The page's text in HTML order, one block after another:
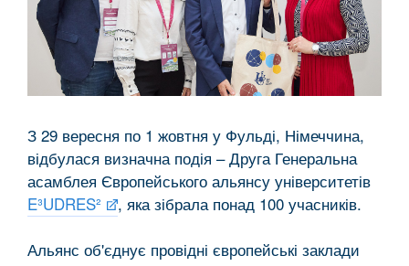
З 29 вересня по 1 жовтня у Фульді, Німеччина,
відбулася визначна подія – Друга Генеральна
асамблея Європейського альянсу університетів
E³UDRES²
, яка зібрала понад 100 учасників.
Альянс об'єднує провідні європейські заклади